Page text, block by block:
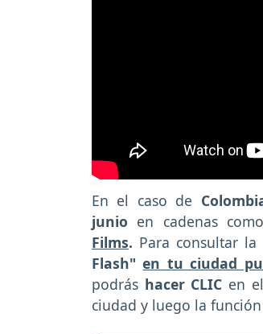
En el caso de
junio en cadenas como
Films. Para consultar
Flash"en tu ciudad
podrás hacer CLIC en
ciudad y luego la